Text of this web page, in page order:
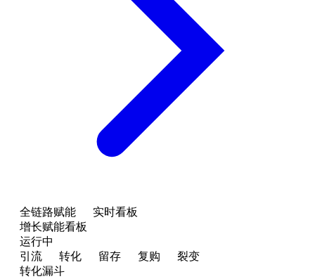
全链路赋能
实时看板
增长赋能看板
运行中
引流
转化 留存 复购
裂变
转化漏斗